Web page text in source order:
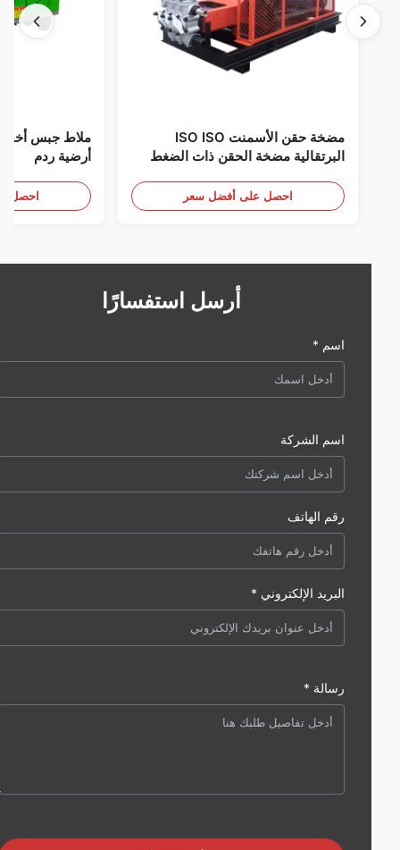
مضخة حقن الأسمنت ISO ISO
البرتقالية مضخة الحقن ذات الضغط
احصل على أفضل سعر
أرضية ردم
احصل على
أرسل استفسارًا
اسم *
اسم الشركة
رقم الهاتف
البريد الإلكتروني *
رسالة *